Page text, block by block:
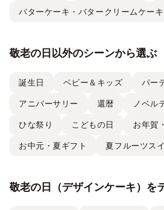
バターケーキ・バタークリームケーキ
敬老の日以外のシーンから選ぶ
誕生日 ベビー＆キッズ パー
アニバーサリー 還暦 ノベル
ひな祭り こどもの日 お年賀
お中元・夏ギフト 夏フルーツス
敬老の日（デザインケーキ）を